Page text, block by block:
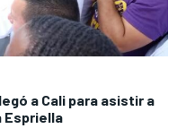
a Cali para asistir a
Espriella